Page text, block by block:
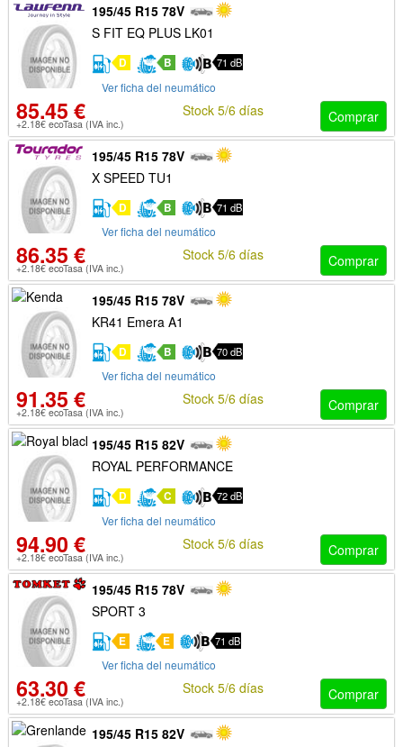
195/45 R15 78V
S FIT EQ PLUS LK01
D B 71 dB
Ver ficha del neumático
85.45 €
+2.18€ ecoTasa (IVA inc.) Comprar
Stock 5/6 días
195/45 R15 78V
X SPEED TU1
D B 71 dB
Ver ficha del neumático
86.35 €
+2.18€ ecoTasa (IVA inc.) Comprar
Stock 5/6 días
195/45 R15 78V
KR41 Emera A1
D B 70 dB
Ver ficha del neumático
91.35 €
+2.18€ ecoTasa (IVA inc.) Comprar
Stock 5/6 días
195/45 R15 82V
ROYAL PERFORMANCE
D C 72 dB
Ver ficha del neumático
94.90 €
+2.18€ ecoTasa (IVA inc.) Comprar
Stock 5/6 días
195/45 R15 78V
SPORT 3
E E 71 dB
Ver ficha del neumático
63.30 €
+2.18€ ecoTasa (IVA inc.) Comprar
Stock 5/6 días
195/45 R15 82V